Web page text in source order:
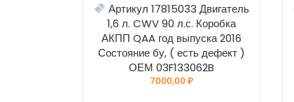
Артикул 17815033 Двигатель
1,6 л. CWV 90 л.с. Коробка
АКПП QAA год выпуска 2016
Состояние бу, ( есть дефект )
ОЕМ 03F133062B
7000,00₽